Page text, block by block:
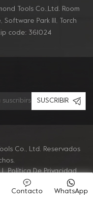
Tools Co.,Ltd. Room
Software Park Ill, Torch
code: 361024
SUSCRIBIR
Co., Ltd. Reservados
| Política De Privacidad
WhatsApp
Contacto